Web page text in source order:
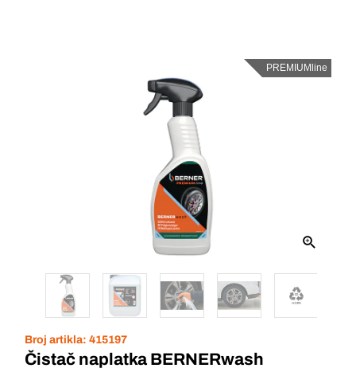
PREMIUMline
Broj artikla: 415197
Čistač naplatka BERNERwash